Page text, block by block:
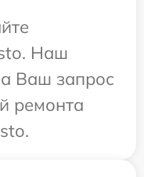
Наш
Ваш запрос
ремонта